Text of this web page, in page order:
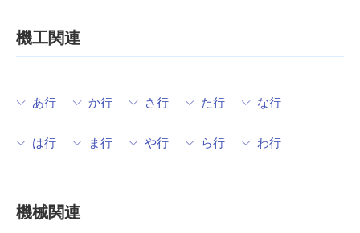
機工関連
あ行 か行 さ行 た行 な行
は行 ま行 や行 ら行 わ行
機械関連